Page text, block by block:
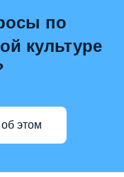
по
культуре
этом